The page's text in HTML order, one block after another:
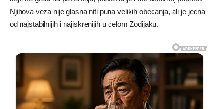
Njihova veza nije glasna niti puna velikih obećanja, ali je jedna
od najstabilnijih i najiskrenijih u celom Zodijaku.